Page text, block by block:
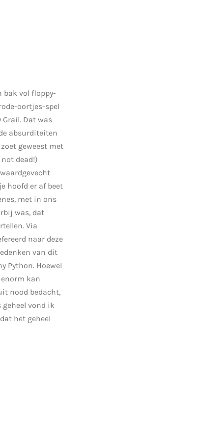
bak vol floppy-
oortjes-spel
Grail. Dat was
absurditeiten
geweest met
dead!)
hoofd er af beet
met in ons
was, dat
Via
naar deze
van dit
Python. Hoewel
kan
nood bedacht,
geheel vond ik
het geheel